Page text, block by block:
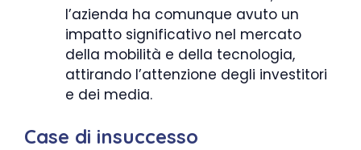
l’azienda ha comunque avuto un
impatto significativo nel mercato
della mobilità e della tecnologia,
attirando l’attenzione degli investitori
e dei media.
Case di insuccesso